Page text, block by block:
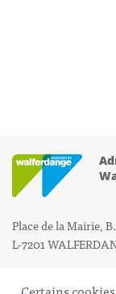
Place de la Mairie,
L-7201